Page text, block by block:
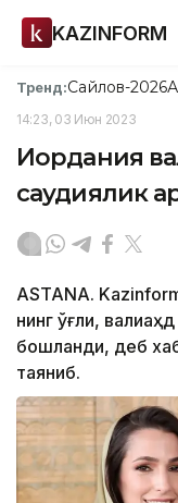
KAZINFORM
Тренд:Сайлов-2026
14:23, 03 Июн 2023
Иордания
саудиялик
ASTANA.
нинг ўғли,
бошланди, деб
таяниб.